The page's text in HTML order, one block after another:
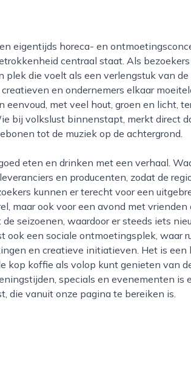
centraal staat. Als
plek die voelt als een verlengstuk van
en ondernemers elkaar
met veel hout, groen en licht,
bij volkslust binnenstapt, merkt direct
tot de muziek op de achtergrond.
en producenten, zodat de
kunnen er terecht voor een
maar ook voor een avond met vrienden
seizoenen, waardoor er steeds iets
ook een sociale ontmoetingsplek, waar
en creatieve initiatieven. Het is een
kop koffie als volop kunt genieten van
specials en evenementen is
die vanuit onze pagina te bereiken is.